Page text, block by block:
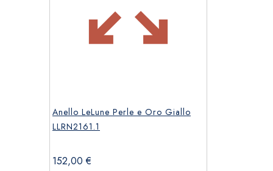
Anello LeLune Perle e Oro Giallo
LLRN2161.1
152,00€